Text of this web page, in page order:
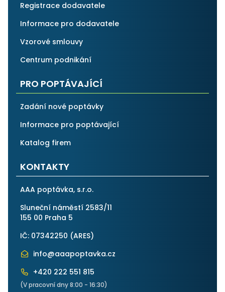
Registrace dodavatele
Informace pro dodavatele
Vzorové smlouvy
Centrum podnikání
PRO POPTÁVAJÍCÍ
Zadání nové poptávky
Informace pro poptávající
Katalog firem
KONTAKTY
AAA poptávka, s.r.o.
Sluneční náměstí 2583/11
155 00 Praha 5
IČ: 07342250 (ARES)
info@aaapoptavka.cz
+420 222 551 815
(V pracovní dny 8:00 - 16:30)